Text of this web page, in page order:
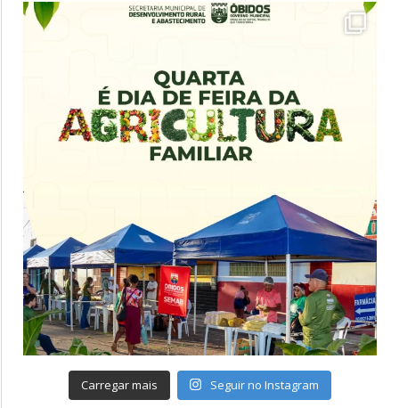
Carregar mais Seguir no Instagram